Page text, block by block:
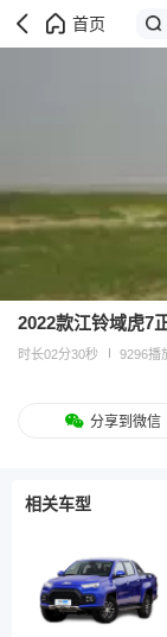
首页
2022款江铃域虎7
时长02分30秒 9296播
分享到微信
相关车型